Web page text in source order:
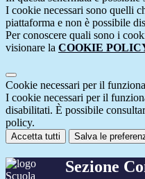
I cookie necessari sono quelli
piattaforma e non è possibile
Per conoscere quali sono i
visionare la COOKIE
Cookie necessari per il
I cookie necessari per il
disabilitati. È possibile
policy.
Accetta tutti Salva le
Sezione